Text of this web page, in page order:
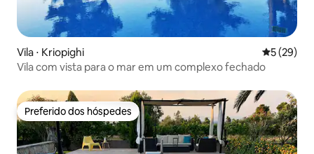
Vila ⋅ Kriopighi 5 de uma
5 (29)
Vila com vista para o mar em um complexo fechado
Preferido dos hóspedes
Preferido dos hóspedes